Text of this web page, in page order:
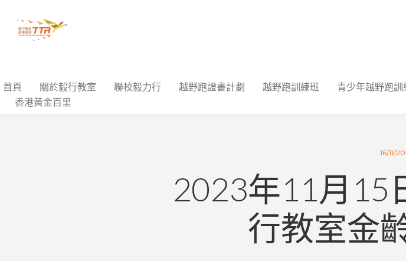
首頁 關於毅行教室 聯校毅力行 越野跑證書計劃 越野跑訓練班 青少年越野跑訓
香港黃金百里
16/11/
2023年11月15
行教室金